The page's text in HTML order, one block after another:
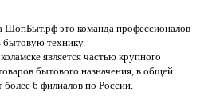
ШопБыт.рф это команда профессионалов
бытовую технику.
является частью крупного
бытового назначения, в общей
6 филиалов по России.